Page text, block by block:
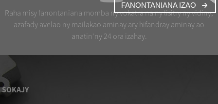
Raha misy fanontaniana momba ny vokatra na ny lisitry ny vidiny,
azafady avelao ny mailakao aminay ary hifandray aminay ao
anatin'ny 24 ora izahay.
FANONTANIANA IZAO
SOKAJY